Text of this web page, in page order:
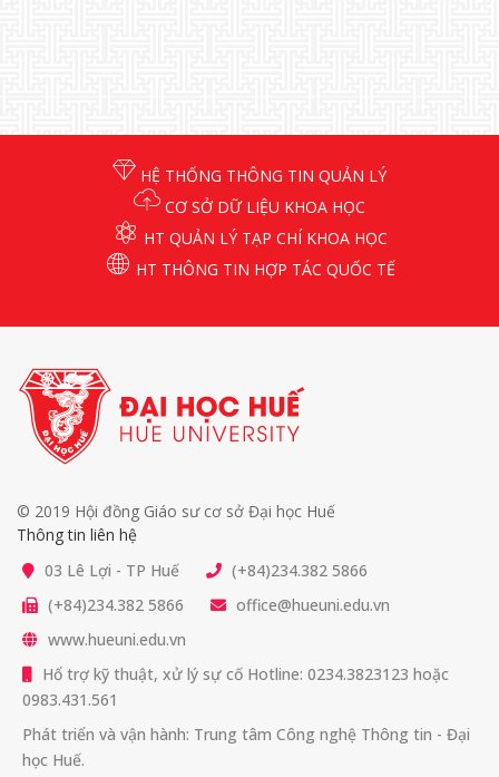
HỆ THỐNG THÔNG TIN QUẢN LÝ
CƠ SỞ DỮ LIỆU KHOA HỌC
HT QUẢN LÝ TẠP CHÍ KHOA HỌC
HT THÔNG TIN HỢP TÁC QUỐC TẾ
© 2019 Hội đồng Giáo sư cơ sở Đại học Huế
Thông tin liên hệ
03 Lê Lợi - TP Huế
(+84)234.382 5866
(+84)234.382 5866
office@hueuni.edu.vn
www.hueuni.edu.vn
Hổ trợ kỹ thuật, xử lý sự cố Hotline: 0234.3823123 hoặc
0983.431.561
Phát triển và vận hành: Trung tâm Công nghệ Thông tin - Đại
học Huế.